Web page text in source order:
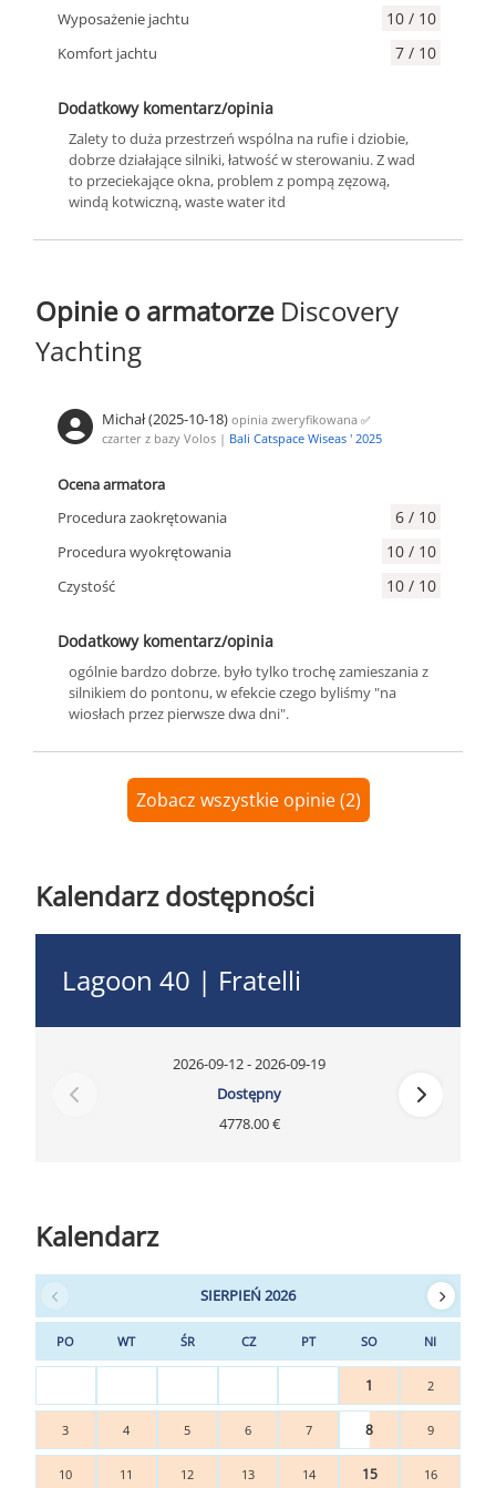
Wyposażenie jachtu 10 / 10
Komfort jachtu 7 / 10
Dodatkowy komentarz/opinia
Zalety to duża przestrzeń wspólna na rufie i dziobie,
dobrze działające silniki, łatwość w sterowaniu. Z wad
to przeciekające okna, problem z pompą zęzową,
windą kotwiczną, waste water itd
Opinie o armatorze Discovery
Yachting
Michał (2025-10-18) opinia zweryfikowana ✅
czarter z bazy Volos | Bali Catspace Wiseas ' 2025
Ocena armatora
Procedura zaokrętowania
6 / 10
Procedura wyokrętowania 10 / 10
Czystość 10 / 10
Dodatkowy komentarz/opinia
ogólnie bardzo dobrze. było tylko trochę zamieszania z
silnikiem do pontonu, w efekcie czego byliśmy "na
wiosłach przez pierwsze dwa dni".
Zobacz wszystkie opinie (2)
Kalendarz dostępności
Lagoon 40 | Fratelli
2026-09-12 - 2026-09-19
Dostępny
4778.00 €
Kalendarz
SIERPIEŃ 2026
PO WT ŚR CZ PT SO NI
1 2
3 4 5 6 7 8 9
10 11 12 13 14 15 16